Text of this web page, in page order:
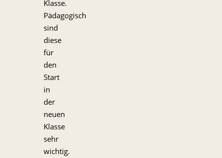
Klasse.
Pädagogisch
sind
diese
für
den
Start
in
der
neuen
Klasse
sehr
wichtig.